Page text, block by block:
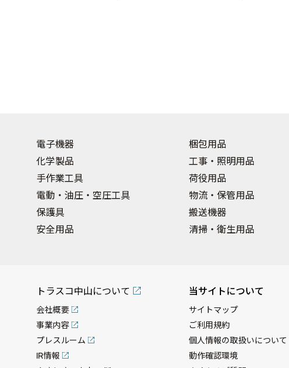
電子機器
化学製品
手作業工具
電動・油圧・空圧工具
保護具
安全用品
梱包用品
工事・照明用品
荷役用品
物流・保管用品
搬送機器
清掃・衛生用品
トラスコ中山について
会社概要
事業内容
プレスルーム
IR情報
当サイトについて
サイトマップ
ご利用規約
個人情報の取扱いについて
動作確認環境